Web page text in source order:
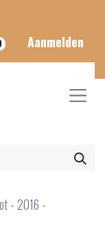
Aanmelden
- 2016 -